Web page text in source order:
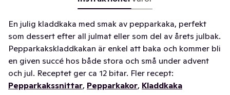
En julig kladdkaka med smak av pepparkaka, perfekt
som dessert efter all julmat eller som del av årets julbak.
Pepparkakskladdkakan är enkel att baka och kommer bli
en given succé hos både stora och små under advent
och jul. Receptet ger ca 12 bitar. Fler recept:
Pepparkakssnittar, Pepparkakor, Kladdkaka